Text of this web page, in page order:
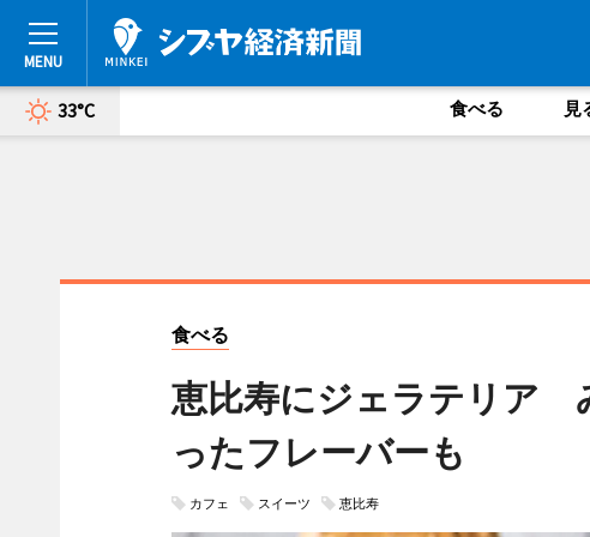
33°C 食べる 見
食べる
恵比寿にジェラテリア
ったフレーバーも
カフェ スイーツ 恵比寿